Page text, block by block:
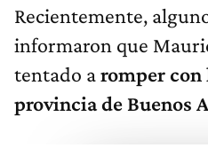
Recientemente,
informaron que
tentado aromper
provincia de Buenos